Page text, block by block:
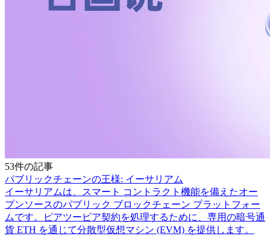
53件の記事
パブリックチェーンの王様: イーサリアム
イーサリアムは、スマート コントラクト機能を備えたオー
プンソースのパブリック ブロックチェーン プラットフォー
ムです。ピアツーピア契約を処理するために、専用の暗号通
貨 ETH を通じて分散型仮想マシン (EVM) を提供します。